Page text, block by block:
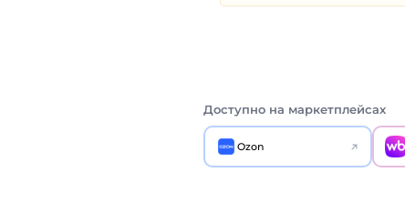
Доступно на маркетплейсах
Ozon